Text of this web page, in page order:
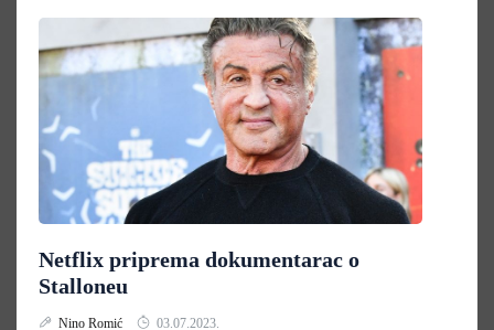
Netflix priprema dokumentarac o
Stalloneu
Nino Romić 03.07.2023.